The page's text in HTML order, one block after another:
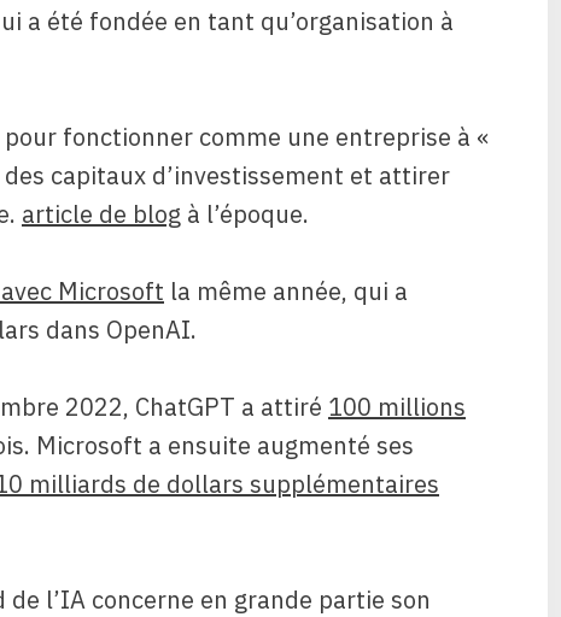
a été fondée en tant qu’organisation à
fonctionner comme une entreprise à «
capitaux d’investissement et attirer
article de blog à l’époque.
Microsoft la même année, qui a
dans OpenAI.
2022, ChatGPT a attiré 100 millions
Microsoft a ensuite augmenté ses
milliards de dollars supplémentaires
de l’IA concerne en grande partie son